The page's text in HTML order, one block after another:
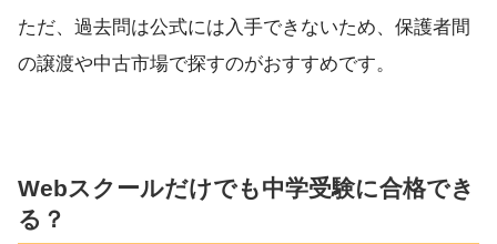
ただ、過去問は公式には入手できないため、保護者間
の譲渡や中古市場で探すのがおすすめです。
Webスクールだけでも中学受験に合格でき
る？